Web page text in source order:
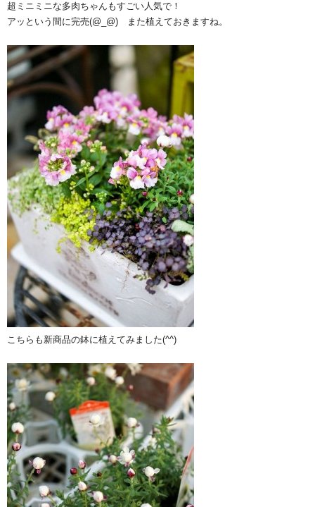
超ミニミニな多肉ちゃんもすごい人気で！
アッという間に完売(@_@) また植えておきますね。
こちらも新商品の鉢に植えてみました(^^)